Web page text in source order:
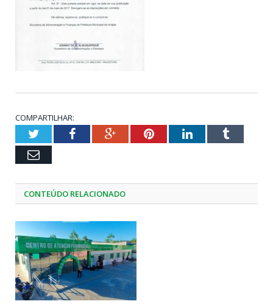
COMPARTILHAR:
TwitterFacebookGoogle+PinterestLinkedInTumblr
Email
CONTEÚDO RELACIONADO